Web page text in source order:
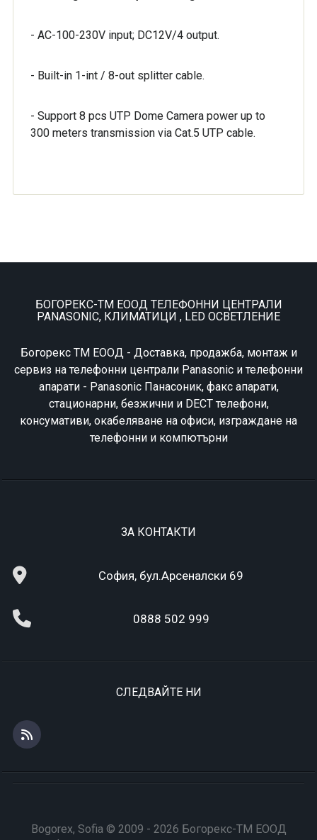
- AC-100-230V input; DC12V/4 output.
- Built-in 1-int / 8-out splitter cable.
- Support 8 pcs UTP Dome Camera power up to
300 meters transmission via Cat.5 UTP cable.
БОГОРЕКС-ТМ ЕООД ТЕЛЕФОННИ ЦЕНТРАЛИ
PANASONIC, КЛИМАТИЦИ , LED ОСВЕТЛЕНИЕ
Богорекс ТМ ЕООД - Доставка, продажба, монтаж и
сервиз на телефонни централи Panasonic и телефонни
апарати - Panasonic Панасоник, факс апарати,
стационарни, безжични и DECT телефони,
консумативи, окабеляване на офиси, изграждане на
телефонни и компютърни
ЗА КОНТАКТИ
София, бул.Арсеналски 69
0888 502 999
СЛЕДВАЙТЕ НИ
Bogorex, Sofia © 2009 - 2026 Богорекс-ТМ ЕООД